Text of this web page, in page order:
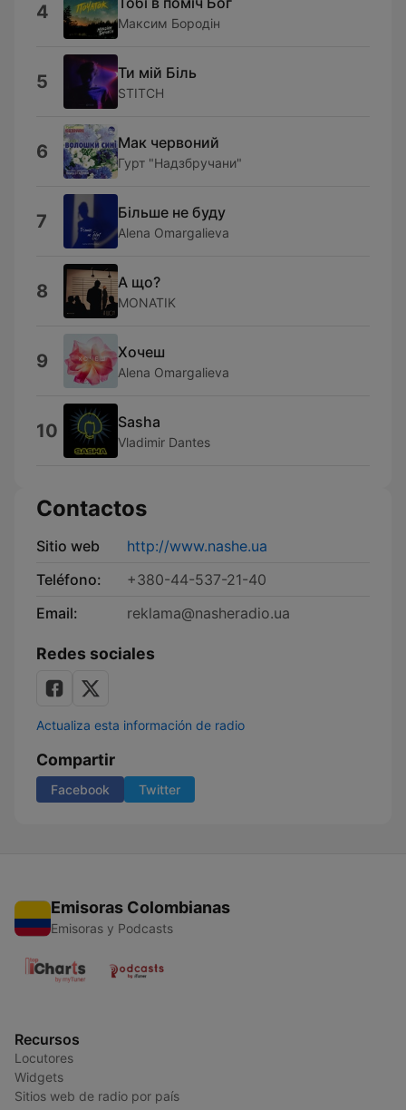
4 Максим Бородін
5 Ти мій Біль
STITCH
6 Мак червоний
Гурт "Надзбручани"
7 Більше не буду
Alena Omargalieva
8 А що?
MONATIK
9 Хочеш
Alena Omargalieva
10 Sasha
Vladimir Dantes
Contactos
Sitio web
http://www.nashe.ua
Teléfono:
+380-44-537-21-40
Email:
reklama@nasheradio.ua
Redes sociales
Actualiza esta información de radio
Compartir
Facebook Twitter
Emisoras Colombianas
Emisoras y Podcasts
Recursos
Locutores
Widgets
Sitios web de radio por país